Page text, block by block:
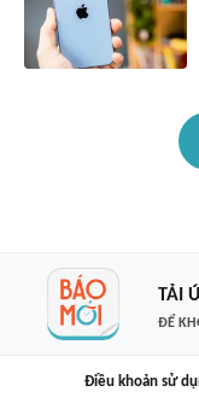
TẢI
ĐỂ
Điều khoản sử